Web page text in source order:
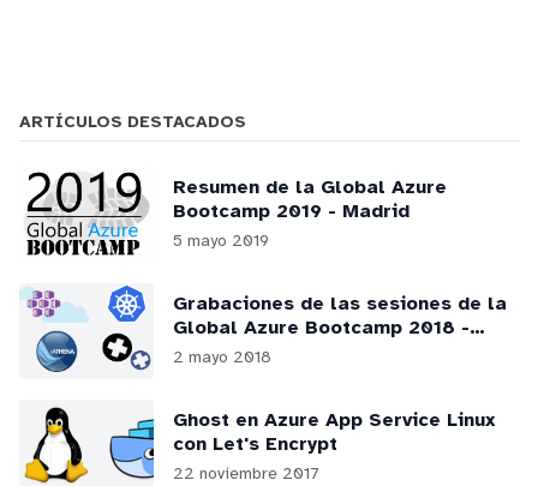
ARTÍCULOS DESTACADOS
Resumen de la Global Azure
Bootcamp 2019 - Madrid
5 mayo 2019
Grabaciones de las sesiones de la
Global Azure Bootcamp 2018 -
Madrid
2 mayo 2018
Ghost en Azure App Service Linux
con Let's Encrypt
22 noviembre 2017